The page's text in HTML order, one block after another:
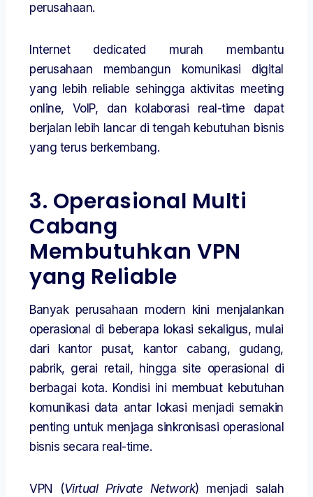
perusahaan.
Internet dedicated murah membantu
perusahaan membangun komunikasi digital
yang lebih reliable sehingga aktivitas meeting
online, VoIP, dan kolaborasi real-time dapat
berjalan lebih lancar di tengah kebutuhan bisnis
yang terus berkembang.
3. Operasional Multi
Cabang
Membutuhkan VPN
yang Reliable
Banyak perusahaan modern kini menjalankan
operasional di beberapa lokasi sekaligus, mulai
dari kantor pusat, kantor cabang, gudang,
pabrik, gerai retail, hingga site operasional di
berbagai kota. Kondisi ini membuat kebutuhan
komunikasi data antar lokasi menjadi semakin
penting untuk menjaga sinkronisasi operasional
bisnis secara real-time.
VPN (Virtual Private Network) menjadi salah